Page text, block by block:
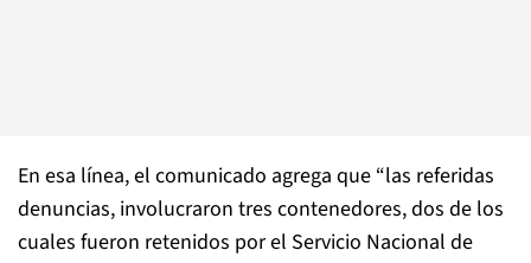
En esa línea, el comunicado agrega que “las referidas
denuncias, involucraron tres contenedores, dos de los
cuales fueron retenidos por el Servicio Nacional de